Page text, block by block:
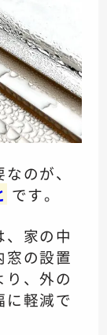
のが、
です。
家の中
窓の設置
り、外の
に軽減で